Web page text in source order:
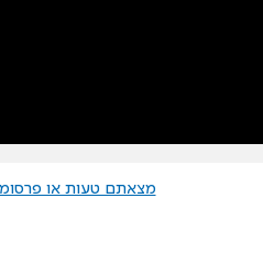
מצאתם טעות או